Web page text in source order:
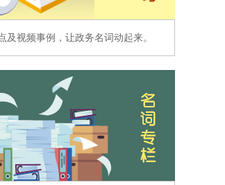
视频事例，让政务名词动起来。